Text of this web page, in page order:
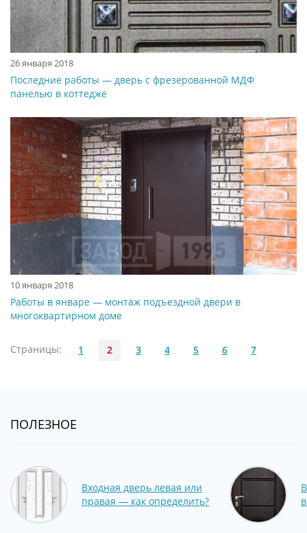
26 января 2018
Последние работы — дверь с фрезерованной МДФ
панелью в коттедже
10 января 2018
Работы в январе — монтаж подъездной двери в
многоквартирном доме
Страницы: 1 2 3 4 5 6 7
ПОЛЕЗНОЕ
Входная дверь левая или
правая — как определить?